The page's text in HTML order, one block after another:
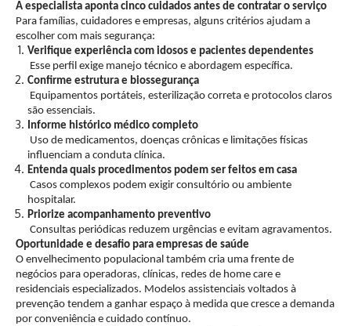
A especialista aponta cinco cuidados antes de contratar o serviço
Para famílias, cuidadores e empresas, alguns critérios ajudam a
escolher com mais segurança:
Verifique experiência com idosos e pacientes dependentes
Esse perfil exige manejo técnico e abordagem específica.
Confirme estrutura e biossegurança
Equipamentos portáteis, esterilização correta e protocolos claros
são essenciais.
Informe histórico médico completo
Uso de medicamentos, doenças crônicas e limitações físicas
influenciam a conduta clínica.
Entenda quais procedimentos podem ser feitos em casa
Casos complexos podem exigir consultório ou ambiente
hospitalar.
Priorize acompanhamento preventivo
Consultas periódicas reduzem urgências e evitam agravamentos.
Oportunidade e desafio para empresas de saúde
O envelhecimento populacional também cria uma frente de
negócios para operadoras, clínicas, redes de home care e
residenciais especializados. Modelos assistenciais voltados à
prevenção tendem a ganhar espaço à medida que cresce a demanda
por conveniência e cuidado contínuo.